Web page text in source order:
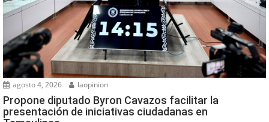
agosto 4, 2026 laopinion
Propone diputado Byron Cavazos facilitar la
presentación de iniciativas ciudadanas en